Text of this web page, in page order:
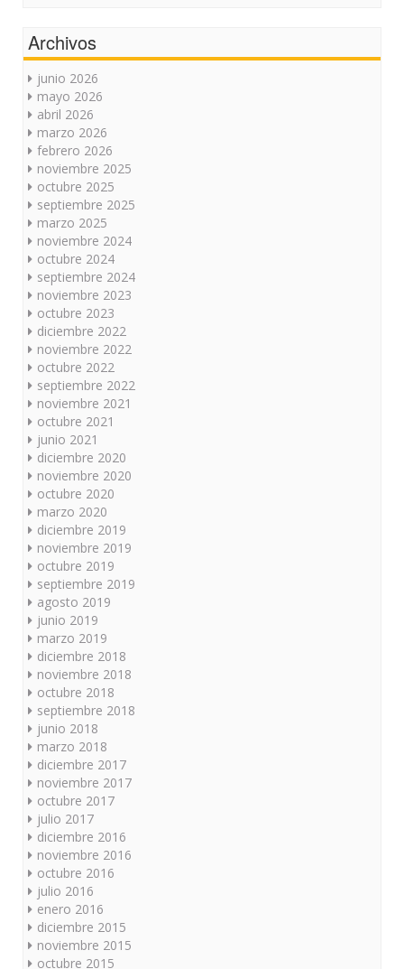
Archivos
junio 2026
mayo 2026
abril 2026
marzo 2026
febrero 2026
noviembre 2025
octubre 2025
septiembre 2025
marzo 2025
noviembre 2024
octubre 2024
septiembre 2024
noviembre 2023
octubre 2023
diciembre 2022
noviembre 2022
octubre 2022
septiembre 2022
noviembre 2021
octubre 2021
junio 2021
diciembre 2020
noviembre 2020
octubre 2020
marzo 2020
diciembre 2019
noviembre 2019
octubre 2019
septiembre 2019
agosto 2019
junio 2019
marzo 2019
diciembre 2018
noviembre 2018
octubre 2018
septiembre 2018
junio 2018
marzo 2018
diciembre 2017
noviembre 2017
octubre 2017
julio 2017
diciembre 2016
noviembre 2016
octubre 2016
julio 2016
enero 2016
diciembre 2015
noviembre 2015
octubre 2015